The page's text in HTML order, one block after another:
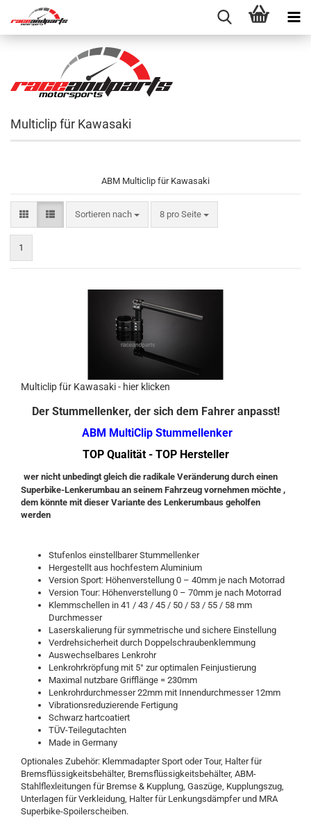
Multiclip für Kawasaki
ABM Multiclip für Kawasaki
Sortieren nach
Sortieren nach 8 pro Seite
pro Seite
1
Multiclip für Kawasaki - hier klicken
Der Stummellenker, der sich dem Fahrer anpasst!
ABM MultiClip Stummellenker
TOP Qualität - TOP Hersteller
wer nicht unbedingt gleich die radikale Veränderung durch einen
Superbike-Lenkerumbau an seinem Fahrzeug vornehmen möchte ,
dem könnte mit dieser Variante des Lenkerumbaus geholfen
werden
Stufenlos einstellbarer Stummellenker
Hergestellt aus hochfestem Aluminium
Version Sport: Höhenverstellung 0 – 40mm je nach Motorrad
Version Tour: Höhenverstellung 0 – 70mm je nach Motorrad
Klemmschellen in 41 / 43 / 45 / 50 / 53 / 55 / 58 mm
Durchmesser
Laserskalierung für symmetrische und sichere Einstellung
Verdrehsicherheit durch Doppelschraubenklemmung
Auswechselbares Lenkrohr
Lenkrohrkröpfung mit 5° zur optimalen Feinjustierung
Maximal nutzbare Grifflänge = 230mm
Lenkrohrdurchmesser 22mm mit Innendurchmesser 12mm
Vibrationsreduzierende Fertigung
Schwarz hartcoatiert
TÜV-Teilegutachten
Made in Germany
Optionales Zubehör: Klemmadapter Sport oder Tour, Halter für
Bremsflüssigkeitsbehälter, Bremsflüssigkeitsbehälter, ABM-
Stahlflexleitungen für Bremse & Kupplung, Gaszüge, Kupplungszug,
Unterlagen für Verkleidung, Halter für Lenkungsdämpfer und MRA
Superbike-Spoilerscheiben.